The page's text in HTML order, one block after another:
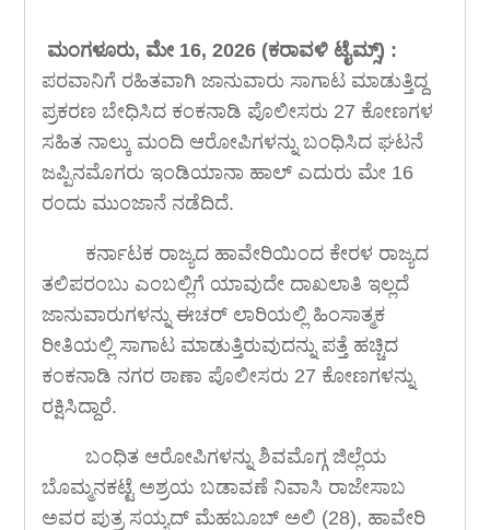
ಮಂಗಳೂರು, ಮೇ 16, 2026 (ಕರಾವಳಿ ಟೈಮ್ಸ್) :
ಪರವಾನಿಗೆ ರಹಿತವಾಗಿ ಜಾನುವಾರು ಸಾಗಾಟ ಮಾಡುತ್ತಿದ್ದ
ಪ್ರಕರಣ ಬೇಧಿಸಿದ ಕಂಕನಾಡಿ ಪೊಲೀಸರು 27 ಕೋಣಗಳ
ಸಹಿತ ನಾಲ್ಕು ಮಂದಿ ಆರೋಪಿಗಳನ್ನು ಬಂಧಿಸಿದ ಘಟನೆ
ಜಪ್ಪಿನಮೊಗರು ಇಂಡಿಯಾನಾ ಹಾಲ್ ಎದುರು ಮೇ 16
ರಂದು ಮುಂಜಾನೆ ನಡೆದಿದೆ.
ಕರ್ನಾಟಕ ರಾಜ್ಯದ ಹಾವೇರಿಯಿಂದ ಕೇರಳ ರಾಜ್ಯದ
ತಲಿಪರಂಬು ಎಂಬಲ್ಲಿಗೆ ಯಾವುದೇ ದಾಖಲಾತಿ ಇಲ್ಲದೆ
ಜಾನುವಾರುಗಳನ್ನು ಈಚರ್ ಲಾರಿಯಲ್ಲಿ ಹಿಂಸಾತ್ಮಕ
ರೀತಿಯಲ್ಲಿ ಸಾಗಾಟ ಮಾಡುತ್ತಿರುವುದನ್ನು ಪತ್ತೆ ಹಚ್ಚಿದ
ಕಂಕನಾಡಿ ನಗರ ಠಾಣಾ ಪೊಲೀಸರು 27 ಕೋಣಗಳನ್ನು
ರಕ್ಷಿಸಿದ್ದಾರೆ.
ಬಂಧಿತ ಆರೋಪಿಗಳನ್ನು ಶಿವಮೊಗ್ಗ ಜಿಲ್ಲೆಯ
ಬೊಮ್ಮನಕಟ್ಟೆ ಅಶ್ರಯ ಬಡಾವಣೆ ನಿವಾಸಿ ರಾಜೇಸಾಬ
ಅವರ ಪುತ್ರ ಸಯ್ಯದ್ ಮೆಹಬೂಬ್ ಅಲಿ (28), ಹಾವೇರಿ